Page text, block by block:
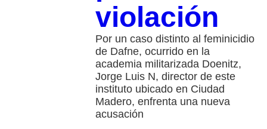
violación
Por un caso distinto al feminicidio
de Dafne, ocurrido en la
academia militarizada Doenitz,
Jorge Luis N, director de este
instituto ubicado en Ciudad
Madero, enfrenta una nueva
acusación